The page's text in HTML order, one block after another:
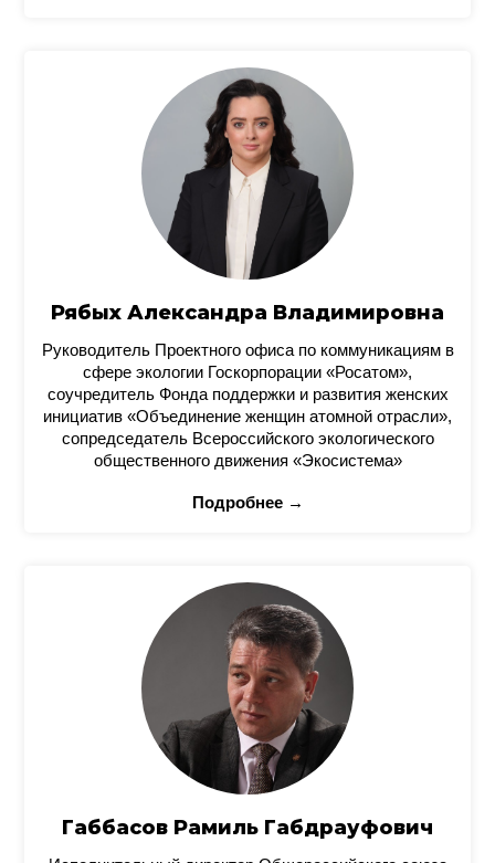
Рябых Александра Владимировна
Руководитель Проектного офиса по коммуникациям в
сфере экологии Госкорпорации «Росатом»,
соучредитель Фонда поддержки и развития женских
инициатив «Объединение женщин атомной отрасли»,
сопредседатель Всероссийского экологического
общественного движения «Экосистема»
Подробнее →
Габбасов Рамиль Габдрауфович